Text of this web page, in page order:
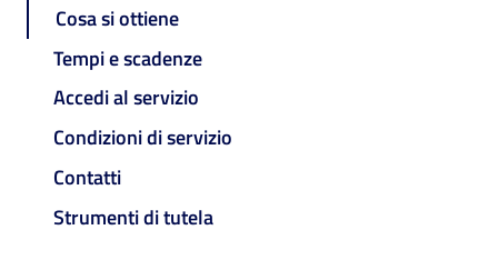
Cosa si ottiene
Tempi e scadenze
Accedi al servizio
Condizioni di servizio
Contatti
Strumenti di tutela